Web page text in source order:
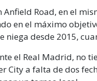
Road, en el
en el máximo
niega desde 2015,
el Real Madrid, no
City a falta de dos